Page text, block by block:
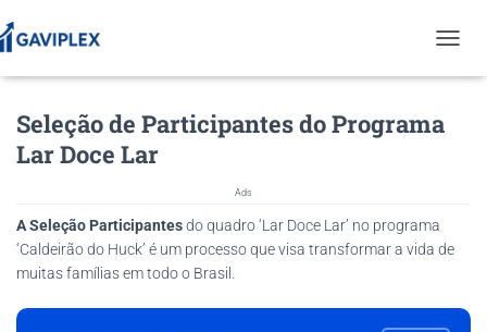
O
Seleção de Participantes do Programa
Lar Doce Lar
Ads
A Seleção Participantesdo quadro ‘Lar Doce Lar’ no programa
‘Caldeirão do Huck’ é um processo que visa transformar a vida de
muitas famílias em todo o Brasil.